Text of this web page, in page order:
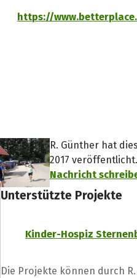
https://
R. Günther hat
2017 veröffentlicht.
Nachricht
Unterstützte Projekte
Kinder-Hospiz
Die Projekte können durch